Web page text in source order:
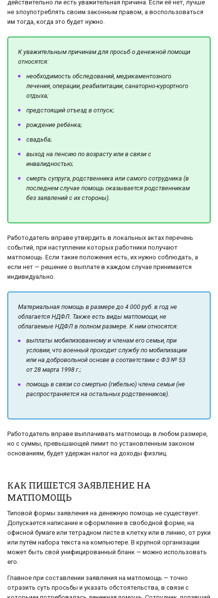
действительно ли есть уважительная причина. Если её нет, лучше
не злоупотреблять своим законным правом, а воспользоваться
им тогда, когда это будет нужно.
К уважительным причинам для просьб о денежной помощи
относятся:
необходимость обследований, медикаментозного
лечения, операции, реабилитации, санаторно-курортного
отдыха;
предстоящий отъезд в отпуск;
рождение ребёнка;
свадьба;
выход на пенсию по возрасту или в связи с
инвалидностью;
смерть супруга, родственника или самого сотрудника (в
последнем случае помощь оказывается родственникам
без заявлений с их стороны).
Работодатель вправе утвердить в локальных актах перечень
событий, при наступлении которых работники получают
матпомощь. Если такие положения есть, их нужно соблюдать, а
если нет — решение о выплате в каждом случае принимается
индивидуально.
Материальная помощь в размере до 4 000 руб. в год не
облагается НДФЛ. Также есть виды матпомощи, не
облагаемые НДФЛ в полном размере. К ним относятся:
выплаты мобилизованному и членам его семьи, при
условии, что военный проходит службу по мобилизации
или на добровольной основе в соответствии с ФЗ № 53
от 28 марта 1998 г.;
помощь в связи со смертью (гибелью) члена семьи (не
распространяется на остальных родственников).
Работодатель вправе выплачивать матпомощь в любом размере,
но с суммы, превышающей лимит по установленным законом
основаниям, будет удержан налог на доходы физлиц.
КАК ПИШЕТСЯ ЗАЯВЛЕНИЕ НА
МАТПОМОЩЬ
Типовой формы заявления на денежную помощь не существует.
Допускается написание и оформление в свободной форме, на
офисной бумаге или тетрадном листе в клетку или в линию, от руки
или путём набора текста на компьютере. В крупной организации
может быть свой унифицированный бланк — можно использовать
его.
Главное при составлении заявления на матпомощь — точно
отразить суть просьбы и указать обстоятельства, в связи с